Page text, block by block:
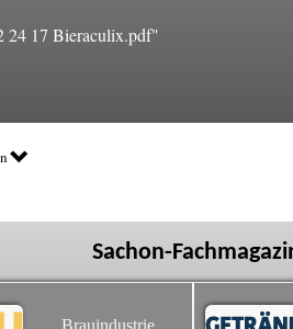
24 17 Bieraculix.pdf"
Sachon-
Brauindustrie